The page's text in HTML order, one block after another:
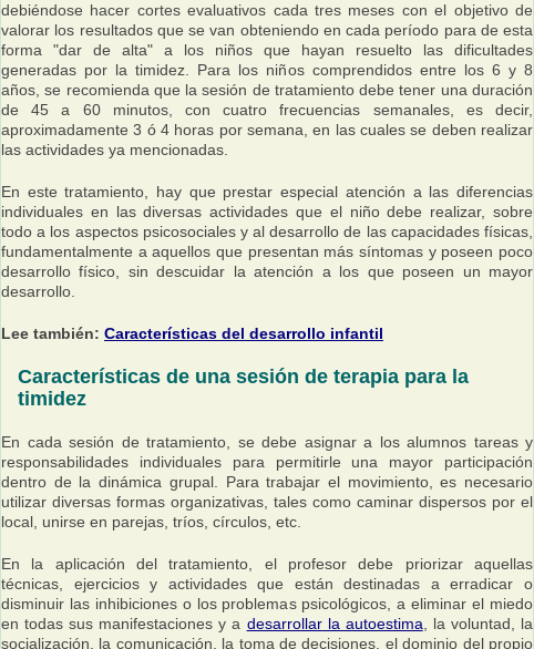
debiéndose hacer cortes evaluativos cada tres meses con el objetivo de
valorar los resultados que se van obteniendo en cada período para de esta
forma "dar de alta" a los niños que hayan resuelto las dificultades
generadas por la timidez. Para los niños comprendidos entre los 6 y 8
años, se recomienda que la sesión de tratamiento debe tener una duración
de 45 a 60 minutos, con cuatro frecuencias semanales, es decir,
aproximadamente 3 ó 4 horas por semana, en las cuales se deben realizar
las actividades ya mencionadas.
En este tratamiento, hay que prestar especial atención a las diferencias
individuales en las diversas actividades que el niño debe realizar, sobre
todo a los aspectos psicosociales y al desarrollo de las capacidades físicas,
fundamentalmente a aquellos que presentan más síntomas y poseen poco
desarrollo físico, sin descuidar la atención a los que poseen un mayor
desarrollo.
Lee también: Características del desarrollo infantil
Características de una sesión de terapia para la
timidez
En cada sesión de tratamiento, se debe asignar a los alumnos tareas y
responsabilidades individuales para permitirle una mayor participación
dentro de la dinámica grupal. Para trabajar el movimiento, es necesario
utilizar diversas formas organizativas, tales como caminar dispersos por el
local, unirse en parejas, tríos, círculos, etc.
En la aplicación del tratamiento, el profesor debe priorizar aquellas
técnicas, ejercicios y actividades que están destinadas a erradicar o
disminuir las inhibiciones o los problemas psicológicos, a eliminar el miedo
en todas sus manifestaciones y a desarrollar la autoestima , la voluntad, la
socialización, la comunicación, la toma de decisiones, el dominio del propio